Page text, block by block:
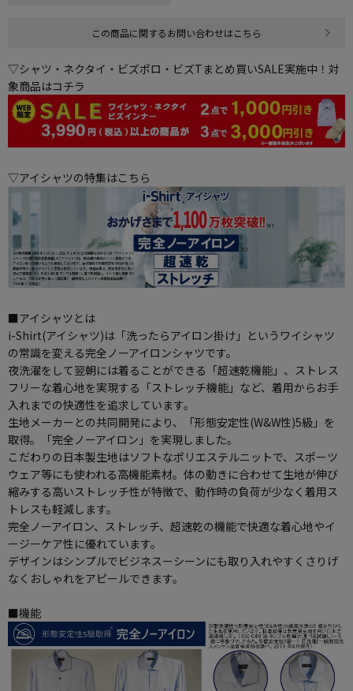
この商品に関するお問い合わせはこちら
▽シャツ・ネクタイ・ビズポロ・ビズTまとめ買いSALE実施中！対
象商品はコチラ
▽アイシャツの特集はこちら
■アイシャツとは
i-Shirt(アイシャツ)は「洗ったらアイロン掛け」というワイシャツ
の常識を変える完全ノーアイロンシャツです。
夜洗濯をして翌朝には着ることができる「超速乾機能」、ストレス
フリーな着心地を実現する「ストレッチ機能」など、着用からお手
入れまでの快適性を追求しています。
生地メーカーとの共同開発により、「形態安定性(W&W性)5級」を
取得。「完全ノーアイロン」を実現しました。
こだわりの日本製生地はソフトなポリエステルニットで、スポーツ
ウェア等にも使われる高機能素材。体の動きに合わせて生地が伸び
縮みする高いストレッチ性が特徴で、動作時の負荷が少なく着用ス
トレスも軽減します。
完全ノーアイロン、ストレッチ、超速乾の機能で快適な着心地やイ
ージーケア性に優れています。
デザインはシンプルでビジネスーシーンにも取り入れやすくさりげ
なくおしゃれをアピールできます。
■機能